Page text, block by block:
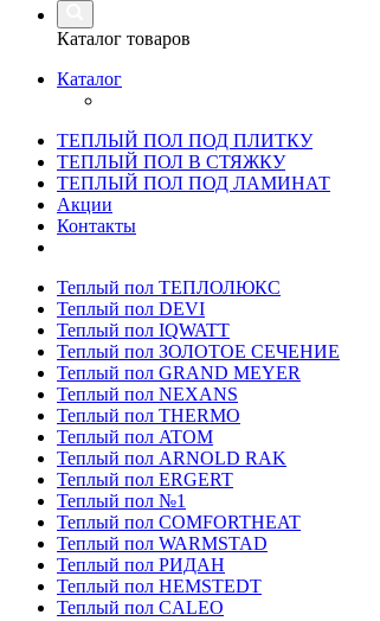
Каталог товаров
Каталог
ТЕПЛЫЙ ПОЛ ПОД ПЛИТКУ
ТЕПЛЫЙ ПОЛ В СТЯЖКУ
ТЕПЛЫЙ ПОЛ ПОД ЛАМИНАТ
Акции
Контакты
Теплый пол ТЕПЛОЛЮКС
Теплый пол DEVI
Теплый пол IQWATT
Теплый пол ЗОЛОТОЕ СЕЧЕНИЕ
Теплый пол GRAND MEYER
Теплый пол NEXANS
Теплый пол THERMO
Теплый пол ATOM
Теплый пол ARNOLD RAK
Теплый пол ERGERT
Теплый пол №1
Теплый пол COMFORTHEAT
Теплый пол WARMSTAD
Теплый пол РИДАН
Теплый пол HEMSTEDT
Теплый пол CALEO